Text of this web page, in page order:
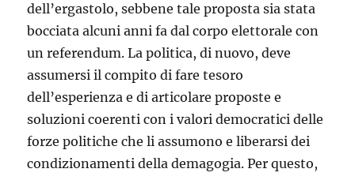
dell’ergastolo, sebbene tale proposta sia stata
bocciata alcuni anni fa dal corpo elettorale con
un referendum. La politica, di nuovo, deve
assumersi il compito di fare tesoro
dell’esperienza e di articolare proposte e
soluzioni coerenti con i valori democratici delle
forze politiche che li assumono e liberarsi dei
condizionamenti della demagogia. Per questo,